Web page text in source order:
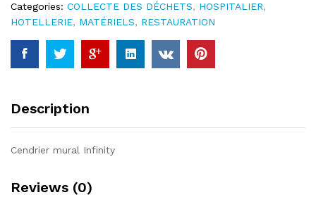
Categories: COLLECTE DES DÉCHETS, HOSPITALIER,
HOTELLERIE, MATÉRIELS, RESTAURATION
Description
Cendrier mural Infinity
Reviews (0)